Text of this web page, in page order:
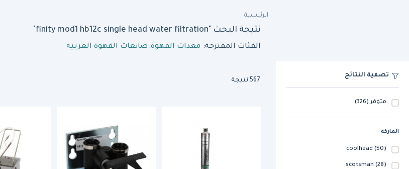
الرئيسية
نتيجة البحث "finity mod1 hb12c single head water filtration"
الفئات المقترحة: معدات القهوة, صانعات القهوة العربية
تصفية النتائج
متوفر(326)
الماركة
coolhead (50)
scotsman (28)
567 نتيجة